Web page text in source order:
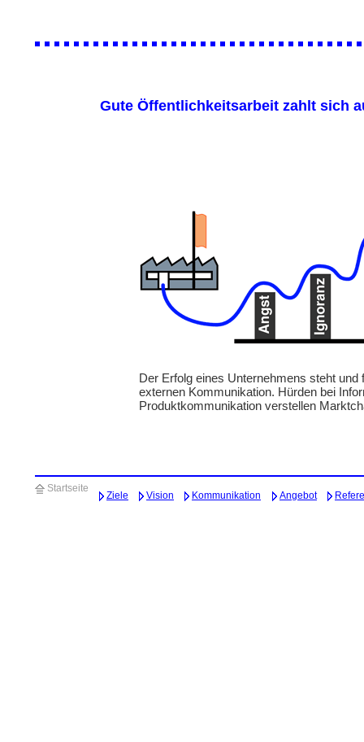
Gute Öffentlichkeitsarbeit zahlt sich
Der Erfolg eines Unternehmens steht
externen Kommunikation. Hürden bei
Produktkommunikation verstellen
Startseite
Ziele Vision Kommunikation Angebot